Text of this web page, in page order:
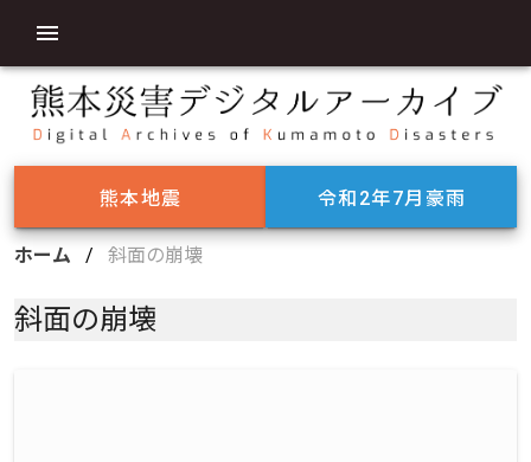
熊本地震 令和2年7月豪雨
ホーム / 斜面の崩壊
斜面の崩壊